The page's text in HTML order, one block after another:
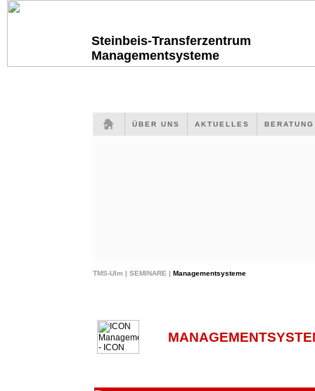
Steinbeis-Transferzentrum
Managementsysteme
ÜBER UNS AKTUELLES
TMS-Ulm | SEMINARE | Managementsysteme